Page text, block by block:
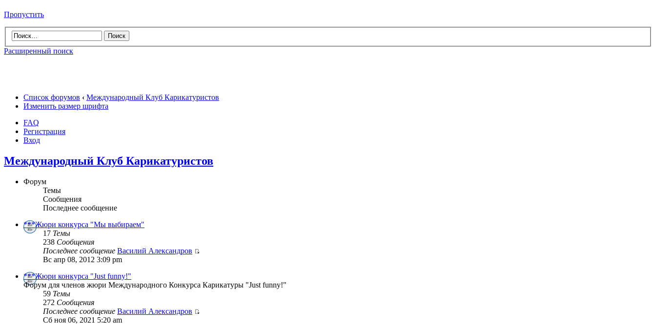
Пропустить
Расширенный поиск
Список форумов ‹ Международный Клуб Карикатуристов
Изменить размер шрифта
FAQ
Регистрация
Вход
Международный Клуб Карикатуристов
Форум
Темы
Сообщения
Последнее сообщение
***Жюри конкурса "Мы выбираем"
17 Темы
238 Сообщения
Последнее сообщение Василий Александров
Вс апр 08, 2012 3:09 pm
***Жюри конкурса "Just funny!"
Форум для членов жюри Международного Конкурса Карикатуры "Just funny!"
59 Темы
272 Сообщения
Последнее сообщение Василий Александров
Сб ноя 06, 2021 5:20 am